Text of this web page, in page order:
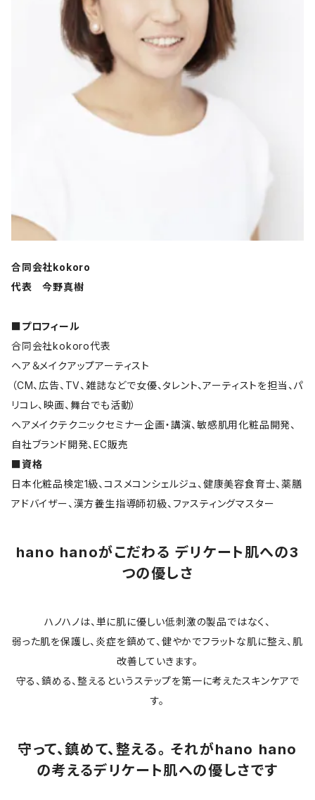
合同会社kokoro
代表 今野真樹
■プロフィール
合同会社kokoro代表
ヘア＆メイクアップアーティスト
（CM、広告、TV、雑誌などで女優、タレント、アーティストを担当、パ
リコレ、映画、舞台でも活動）
ヘアメイクテクニックセミナー企画・講演、敏感肌用化粧品開発、
自社ブランド開発、EC販売
■資格
日本化粧品検定1級、コスメコンシェルジュ、健康美容食育士、薬膳
アドバイザー、漢方養生指導師初級、ファスティングマスター
hano hanoがこだわる デリケート肌への3
つの優しさ
ハノハノは、単に肌に優しい低刺激の製品ではなく、
弱った肌を保護し、炎症を鎮めて、健やかでフラットな肌に整え、肌
改善していきます。
守る、鎮める、整えるというステップを第一に考えたスキンケアで
す。
守って、鎮めて、整える。 それがhano hano
の考えるデリケート肌への優しさです